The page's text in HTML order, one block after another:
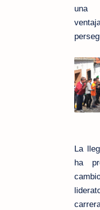
una
La
ha